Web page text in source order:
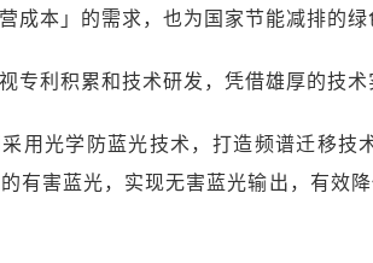
成本」的需求，也为国家节能减排的绿
专利积累和技术研发，凭借雄厚的技术
用光学防蓝光技术，打造频谱迁移技
有害蓝光，实现无害蓝光输出，有效